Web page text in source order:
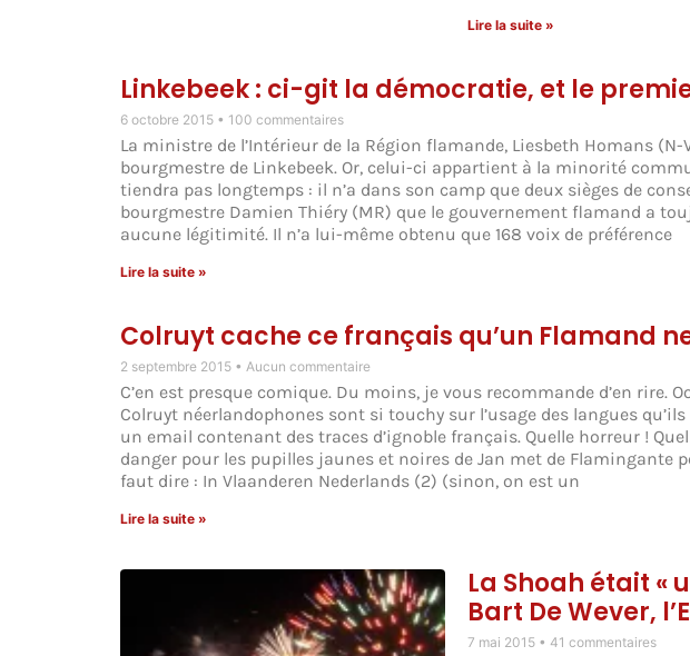
Lire la suite »
Linkebeek : ci-git la démocratie, et le
6 octobre 2015 100 commentaires
La ministre de l’Intérieur de la Région flamande, Liesbeth Homans
bourgmestre de Linkebeek. Or, celui-ci appartient à la minorité
tiendra pas longtemps : il n’a dans son camp que deux sièges de
bourgmestre Damien Thiéry (MR) que le gouvernement flamand a
aucune légitimité. Il n’a lui-même obtenu que 168 voix de préférence
Lire la suite »
Colruyt cache ce français qu’un Flamand
2 septembre 2015 Aucun commentaire
C’en est presque comique. Du moins, je vous recommande d’en rire.
Colruyt néerlandophones sont si touchy sur l’usage des langues
un email contenant des traces d’ignoble français. Quelle horreur !
danger pour les pupilles jaunes et noires de Jan met de Flamingante
faut dire : In Vlaanderen Nederlands (2) (sinon, on est un
Lire la suite »
La Shoah était «
Bart De Wever,
7 mai 2015 41 commentaires